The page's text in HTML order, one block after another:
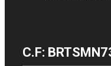
C.F: